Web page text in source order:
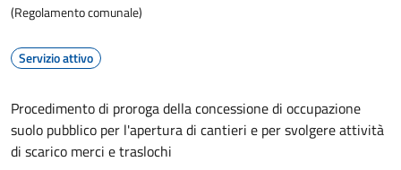
(Regolamento comunale)
Servizio attivo
Procedimento di proroga della concessione di occupazione
suolo pubblico per l'apertura di cantieri e per svolgere attività
di scarico merci e traslochi